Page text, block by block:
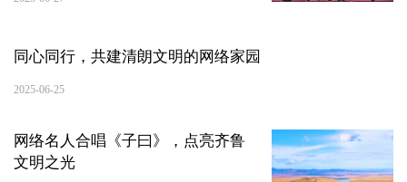
同心同行，共建清朗文明的网络家园
2025-06-25
网络名人合唱《子曰》，点亮齐鲁
文明之光